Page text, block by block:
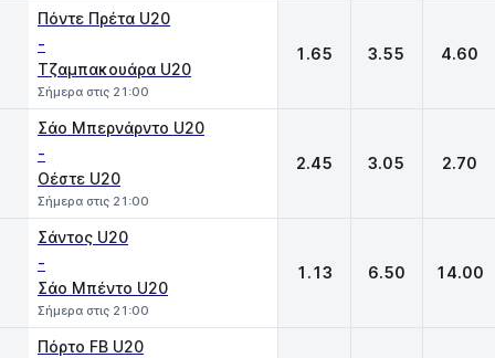
Πόντε Πρέτα U20
-
Τζαμπακουάρα U20
Σήμερα στις 21:00
1.65 3.55 4.60
Σάο Μπερνάρντο U20
-
Οέστε U20
Σήμερα στις 21:00
2.45 3.05 2.70
Σάντος U20
-
Σάο Μπέντο U20
Σήμερα στις 21:00
1.13 6.50 14.00
Πόρτο FB U20